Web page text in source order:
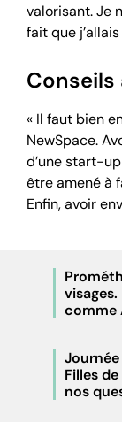
comme
Filles
nos
valorisant. Je
fait que
« Il faut bien
NewSpace.
d’une start-
être amené à
Enfin, avoir